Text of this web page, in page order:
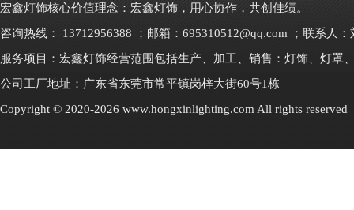
宏鑫灯饰核心价值理念：宏鑫灯饰，用心协作，共创佳绩。
咨询热线： 13712956388 ；邮箱：695310512@qq.com ；联系人：
服务项目：宏鑫灯饰经营范围包括生产、加工、销售：灯饰、灯罩
公司工厂地址：广东省东莞市常平镇岗梓大街60号1栋
Copyright © 2020-2026 www.hongxinlighting.com All rights